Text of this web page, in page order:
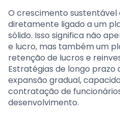
O crescimento sustentável
diretamente ligado a um
sólido. Isso significa não
e lucro, mas também um
retenção de lucros e
Estratégias de longo prazo
expansão gradual,
contratação de
desenvolvimento.